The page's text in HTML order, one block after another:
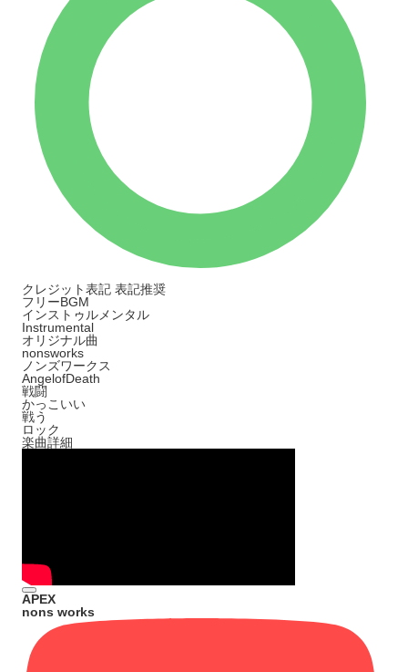
クレジット表記 表記推奨
フリーBGM
インストゥルメンタル
Instrumental
オリジナル曲
nonsworks
ノンズワークス
AngelofDeath
戦闘
かっこいい
戦う
ロック
楽曲詳細
APEX
nons works